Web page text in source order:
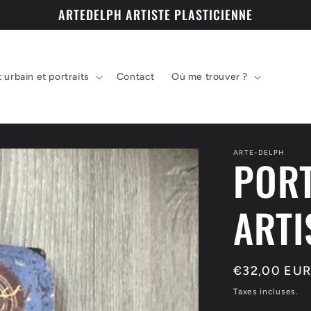
ARTEDELPH ARTISTE PLASTICIENNE
urbain et portraits Contact Où me trouver ?
ARTE-DELPH
Prix
habituel
€32,00 EUR
Taxes incluses.